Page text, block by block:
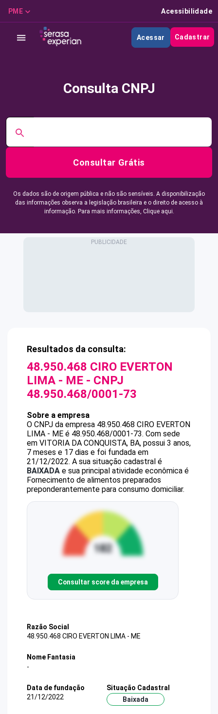
PME Acessibilidade
Acessar Cadastrar
Consulta CNPJ
Consultar Grátis
Os dados são de origem pública e não são sensíveis. A disponibilização
das informações observa a legislação brasileira e o direito de acesso à
informação. Para mais informações, Clique aqui.
Resultados da consulta:
48.950.468 CIRO EVERTON
LIMA - ME - CNPJ
48.950.468/0001-73
Sobre a empresa
O CNPJ da empresa 48.950.468 CIRO EVERTON
LIMA - ME é 48.950.468/0001-73. Com sede
em VITORIA DA CONQUISTA, BA, possui 3 anos,
7 meses e 17 dias e foi fundada em
21/12/2022. A sua situação cadastral é
BAIXADA e sua principal atividade econômica é
Fornecimento de alimentos preparados
preponderantemente para consumo domiciliar.
Consultar score da empresa
Razão Social
48.950.468 CIRO EVERTON LIMA - ME
Nome Fantasia
-
Data de fundação
21/12/2022
Situação Cadastral
Baixada